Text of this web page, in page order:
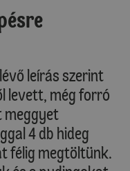
leírás szerint
levett, még forró
meggyet
4 db hideg
félig megtöltünk.